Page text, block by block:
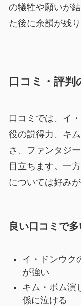
の犠牲や願いが
た後に余韻が残り
口コミ・評判
口コミでは、イ
役の説得力、キ
さ、ファンタジ
目立ちます。一
については好み
良い口コミで多
イ・ドンウク
が強い
キム・ボム演
係に泣ける